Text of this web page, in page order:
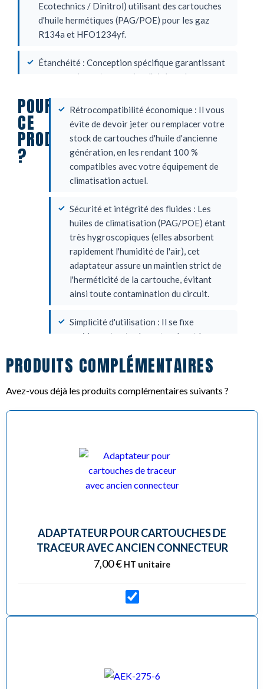
Ecotechnics / Dinitrol) utilisant des cartouches
d'huile hermétiques (PAG/POE) pour les gaz
R134a et HFO1234yf.
Étanchéité : Conception spécifique garantissant
un raccordement sans prise d'air lors de
POURQUOI
CE
PRODUIT
?
Rétrocompatibilité économique : Il vous
évite de devoir jeter ou remplacer votre
stock de cartouches d'huile d'ancienne
génération, en les rendant 100 %
compatibles avec votre équipement de
climatisation actuel.
Sécurité et intégrité des fluides : Les
huiles de climatisation (PAG/POE) étant
très hygroscopiques (elles absorbent
rapidement l'humidité de l'air), cet
adaptateur assure un maintien strict de
l'herméticité de la cartouche, évitant
ainsi toute contamination du circuit.
Simplicité d'utilisation : Il se fixe
rapidement entre la cartouche et le
techniciens un gain de temps précieux
PRODUITS COMPLÉMENTAIRES
Avez-vous déjà les produits complémentaires suivants ?
ADAPTATEUR POUR CARTOUCHES DE
TRACEUR AVEC ANCIEN CONNECTEUR
7,00€ HT unitaire